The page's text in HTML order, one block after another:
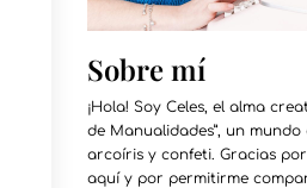
Sobre mí
¡Hola! Soy Celes, el alma
de Manualidades”, un mundo
arcoíris y confeti. Gracias
aquí y por permitirme